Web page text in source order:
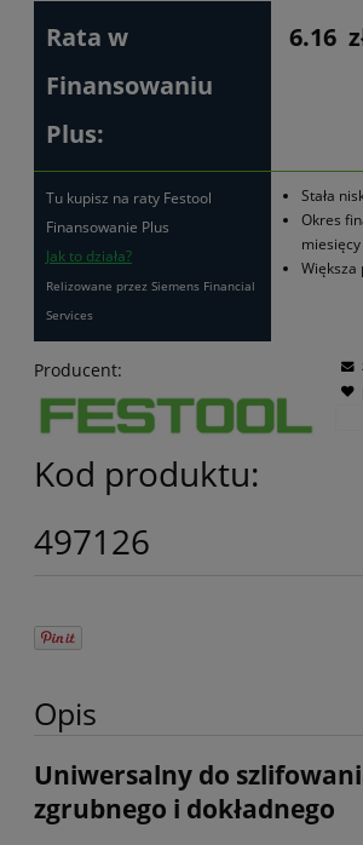
Rata w
Finansowaniu
Plus:
6.16
Tu kupisz na raty Festool
Finansowanie Plus
Jak to działa?
Relizowane przez Siemens Financial
Services
Stała
Okres
miesięcy
Większa
Producent:
Kod produktu:
497126
Opis
Uniwersalny do
zgrubnego i dokładnego